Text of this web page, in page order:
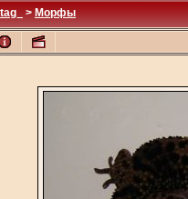
tag_ > Морфы